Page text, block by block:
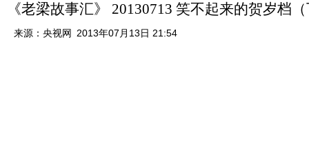
《老梁故事汇》 20130713 笑不起来的贺岁档
来源： 央视网 2013年07月13日 21:54